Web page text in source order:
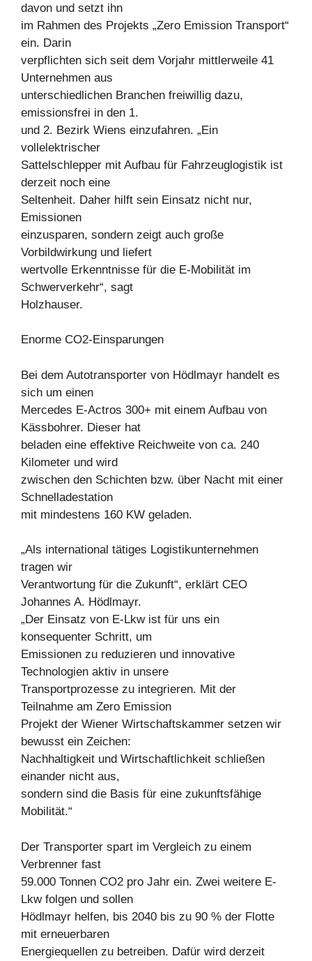
davon und setzt ihn
im Rahmen des Projekts „Zero Emission Transport“
ein. Darin
verpflichten sich seit dem Vorjahr mittlerweile 41
Unternehmen aus
unterschiedlichen Branchen freiwillig dazu,
emissionsfrei in den 1.
und 2. Bezirk Wiens einzufahren. „Ein
vollelektrischer
Sattelschlepper mit Aufbau für Fahrzeuglogistik ist
derzeit noch eine
Seltenheit. Daher hilft sein Einsatz nicht nur,
Emissionen
einzusparen, sondern zeigt auch große
Vorbildwirkung und liefert
wertvolle Erkenntnisse für die E-Mobilität im
Schwerverkehr“, sagt
Holzhauser.
Enorme CO2-Einsparungen
Bei dem Autotransporter von Hödlmayr handelt es
sich um einen
Mercedes E-Actros 300+ mit einem Aufbau von
Kässbohrer. Dieser hat
beladen eine effektive Reichweite von ca. 240
Kilometer und wird
zwischen den Schichten bzw. über Nacht mit einer
Schnelladestation
mit mindestens 160 KW geladen.
„Als international tätiges Logistikunternehmen
tragen wir
Verantwortung für die Zukunft“, erklärt CEO
Johannes A. Hödlmayr.
„Der Einsatz von E-Lkw ist für uns ein
konsequenter Schritt, um
Emissionen zu reduzieren und innovative
Technologien aktiv in unsere
Transportprozesse zu integrieren. Mit der
Teilnahme am Zero Emission
Projekt der Wiener Wirtschaftskammer setzen wir
bewusst ein Zeichen:
Nachhaltigkeit und Wirtschaftlichkeit schließen
einander nicht aus,
sondern sind die Basis für eine zukunftsfähige
Mobilität.“
Der Transporter spart im Vergleich zu einem
Verbrenner fast
59.000 Tonnen CO2 pro Jahr ein. Zwei weitere E-
Lkw folgen und sollen
Hödlmayr helfen, bis 2040 bis zu 90 % der Flotte
mit erneuerbaren
Energiequellen zu betreiben. Dafür wird derzeit